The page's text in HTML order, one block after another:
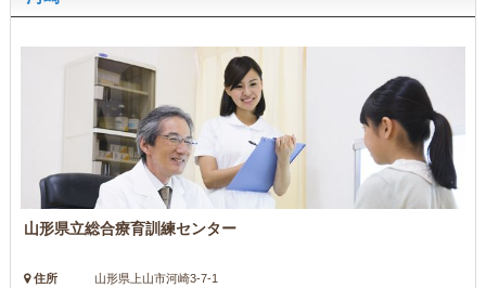
山形県立総合療育訓練センター
住所 山形県上山市河崎3-7-1